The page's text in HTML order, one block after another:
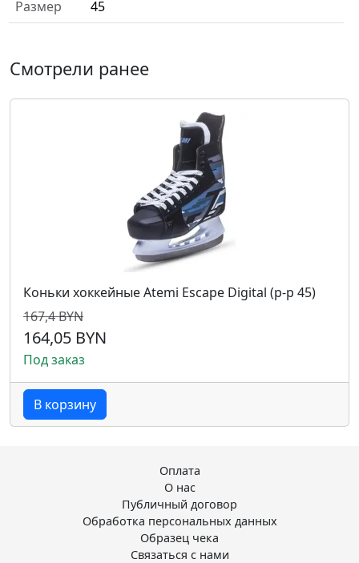
Размер
45
Смотрели ранее
Коньки хоккейные Atemi Escape Digital (р-р 45)
167,4 BYN
164,05 BYN
Под заказ
В корзину
Оплата
О нас
Публичный договор
Обработка персональных данных
Образец чека
Связаться с нами